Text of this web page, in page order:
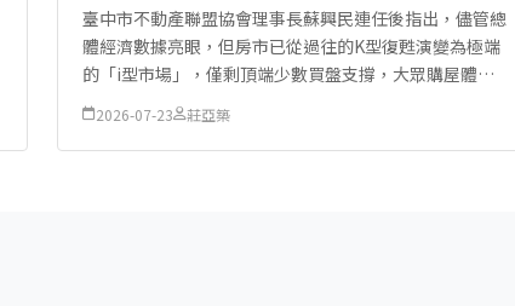
臺中市不動產聯盟協會理事長蘇興民連任後指出，儘管總
體經濟數據亮眼，但房市已從過往的K型復甦演變為極端
的「i型市場」，僅剩頂端少數買盤支撐，大眾購屋體感
與經濟成長嚴重脫節，金融機構在執行央行信用管制時，
因核貸條件嚴苛導致基層購屋族受創，資金運...
2026-07-23 莊亞築